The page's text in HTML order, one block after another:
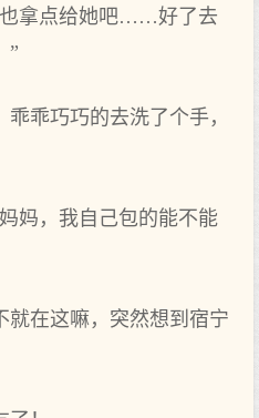
也拿点给她吧……好了去
”
乖巧巧的去洗了个‌手，
妈，我自己包的能不能
就在这嘛，突然想到‌宿宁